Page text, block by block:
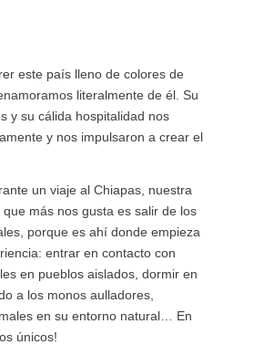
este país lleno de colores de
literalmente de él. Su
y su cálida hospitalidad nos
y nos impulsaron a crear el
un viaje al Chiapas, nuestra
más nos gusta es salir de los
porque es ahí donde empieza
entrar en contacto con
en pueblos aislados, dormir en
a los monos aulladores,
en su entorno natural… En
únicos!